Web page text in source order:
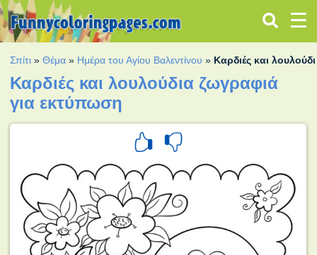
Σπίτι »Θέμα » Ημέρα του Αγίου Βαλεντίνου » Καρδιές και
Καρδιές και λουλούδια ζωγραφιά
για εκτύπωση